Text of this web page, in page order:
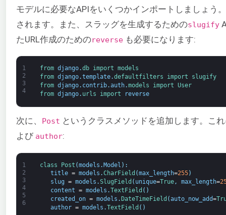
モデルに必要なAPIをいくつかインポートしましょう
されます。また、スラッグを生成するためのslugify
たURL作成のためのreverse も必要になります:
1
2
3
4
from django.db import models
from django.template.defaultfilters import
slugify
from django. contrib.auth.models import User
from django. urls import reverse
次に、 Post というクラスメソッドを追加します。こ
よび author:
1
2
3
4
5
6
class Post (models .Model ) :
title = models .CharField (max_length=255)
slug = models .SlugField ( unique=True, max_length=
content = models .TextField ( )
created_on = models .DateTimeField (auto_now_add=
author = models .TextField ( )